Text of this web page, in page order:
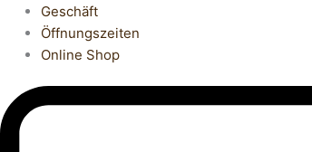
Geschäft
Öffnungszeiten
Online Shop